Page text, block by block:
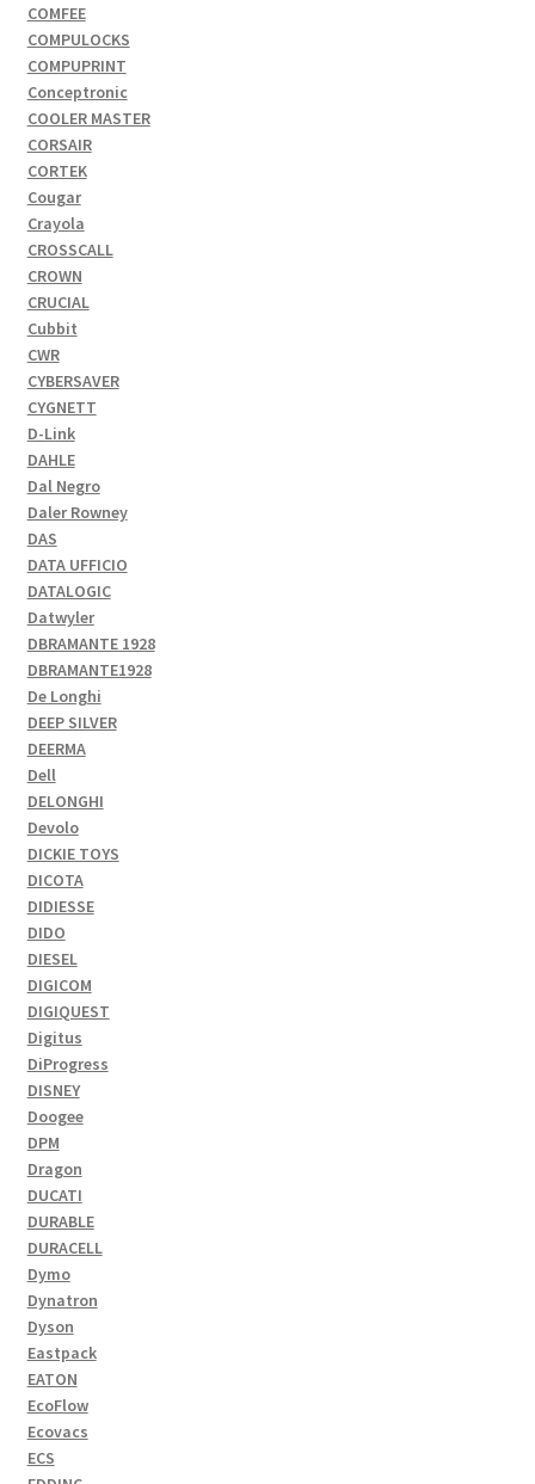
COMFEE
COMPULOCKS
COMPUPRINT
Conceptronic
COOLER MASTER
CORSAIR
CORTEK
Cougar
Crayola
CROSSCALL
CROWN
CRUCIAL
Cubbit
CWR
CYBERSAVER
CYGNETT
D-Link
DAHLE
Dal Negro
Daler Rowney
DAS
DATA UFFICIO
DATALOGIC
Datwyler
DBRAMANTE 1928
DBRAMANTE1928
De Longhi
DEEP SILVER
DEERMA
Dell
DELONGHI
Devolo
DICKIE TOYS
DICOTA
DIDIESSE
DIDO
DIESEL
DIGICOM
DIGIQUEST
Digitus
DiProgress
DISNEY
Doogee
DPM
Dragon
DUCATI
DURABLE
DURACELL
Dymo
Dynatron
Dyson
Eastpack
EATON
EcoFlow
Ecovacs
ECS